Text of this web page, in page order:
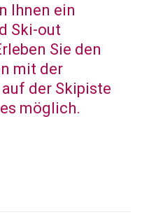
Ihnen ein
Ski-out
Sie den
mit der
der Skipiste
möglich.